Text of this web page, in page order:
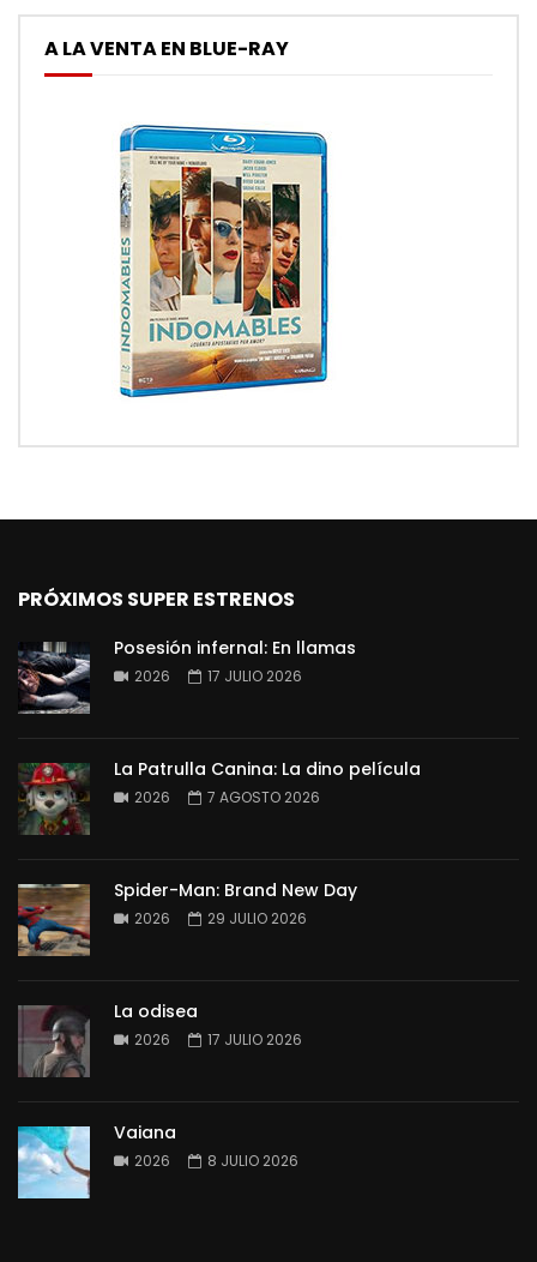
A LA VENTA EN BLUE-RAY
PRÓXIMOS SUPER ESTRENOS
Posesión infernal: En llamas
2026 17 JULIO 2026
La Patrulla Canina: La dino película
2026 7 AGOSTO 2026
Spider-Man: Brand New Day
2026 29 JULIO 2026
La odisea
2026 17 JULIO 2026
Vaiana
2026 8 JULIO 2026